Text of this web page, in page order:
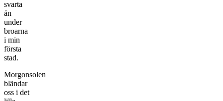
svarta
ån
under
broarna
i min
första
stad.
Morgonsolen
bländar
oss i det